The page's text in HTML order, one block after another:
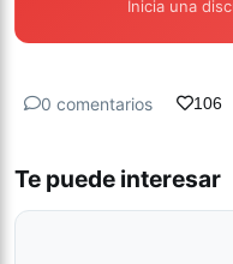
Inicia una
0 comentarios 106
Te puede interesar